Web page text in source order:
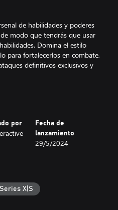
de habilidades y poderes
modo que tendrás que usar
Domina el estilo
para fortalecerlos en combate,
definitivos exclusivos y
ya que te permitirán
enemigos y los supervillanos
no se basan en
menos. Tus decisiones
fracasas.
por
Fecha de
lanzamiento
29/5/2024
X|S